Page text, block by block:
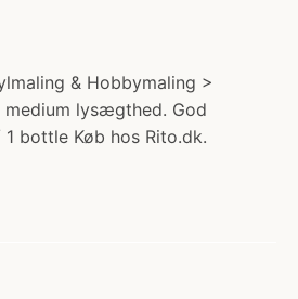
& Hobbymaling >
medium lysægthed. God
bottle Køb hos Rito.dk.